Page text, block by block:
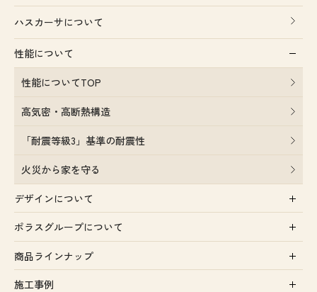
ハスカーサについて
性能について
性能についてTOP
高気密・高断熱構造
「耐震等級3」基準の耐震性
火災から家を守る
デザインについて
ポラスグループについて
商品ラインナップ
施工事例